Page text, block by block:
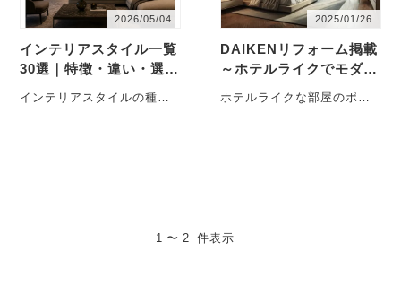
2026/05/04
インテリアスタイル一覧
30選｜特徴・違い・選び
インテリアスタイルの種類
2025/01/26
DAIKENリフォーム掲載
～ホテルライクでモダン
な“おしゃれな部屋”
ホテルライクな部屋のポイ
1 〜 2 件表示